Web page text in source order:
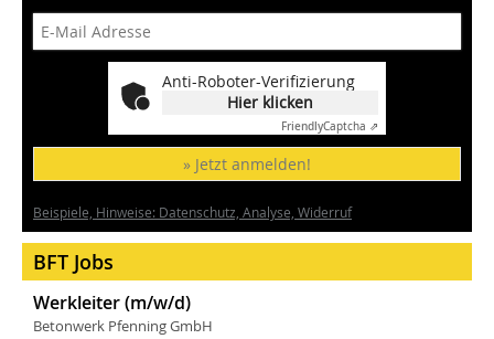
Anti-Roboter-Verifizierung
Hier klicken
FriendlyCaptcha ⇗
» Jetzt anmelden!
Beispiele, Hinweise: Datenschutz, Analyse, Widerruf
BFT Jobs
Werkleiter (m/w/d)
Betonwerk Pfenning GmbH